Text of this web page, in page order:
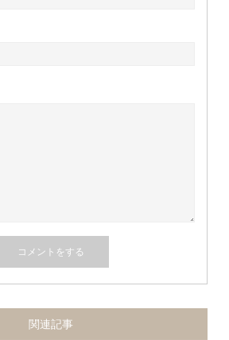
関連記事